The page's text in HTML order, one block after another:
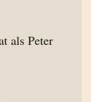
als Peter